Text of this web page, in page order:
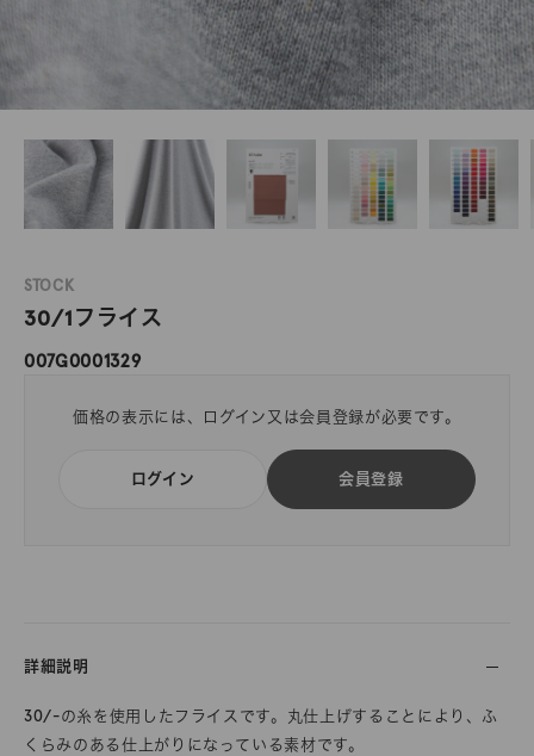
STOCK
30/1フライス
007G0001329
価格の表示には、ログイン又は会員登録が必要です。
ログイン 会員登録
詳細説明
30/-の糸を使用したフライスです。丸仕上げすることにより、ふ
くらみのある仕上がりになっている素材です。